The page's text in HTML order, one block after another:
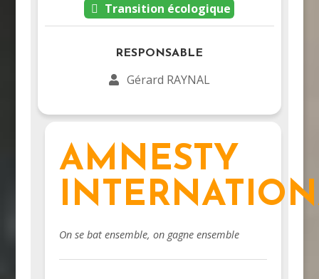
Transition écologique
RESPONSABLE
Gérard RAYNAL
AMNESTY
On se bat ensemble, on gagne ensemble